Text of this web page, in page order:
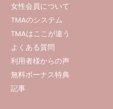
女性会員について
TMAのシステム
TMAはここが違う
よくある質問
利用者様からの声
無料ボーナス特典
記事